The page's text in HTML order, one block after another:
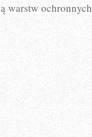
warstw ochronnych